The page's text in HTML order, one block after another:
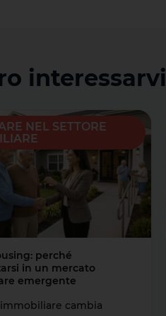
interessarvi
NEL SETTORE
perché
in un mercato
emergente
cambia